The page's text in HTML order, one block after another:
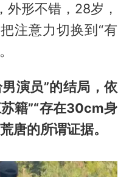
外形不错，28岁，
注意力切换到“有
演员”的结局，依
籍”“存在30cm身
唐的所谓证据。